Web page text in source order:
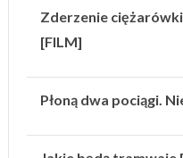
Zderzenie
[FILM]
Płoną dwa pociągi.